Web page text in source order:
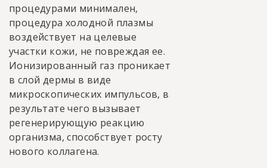
процедурами минимален,
процедура холодной плазмы
воздействует на целевые
участки кожи, не повреждая ее.
Ионизированный газ проникает
в слой дермы в виде
микроскопических импульсов, в
результате чего вызывает
регенерирующую реакцию
организма, способствует росту
нового коллагена.